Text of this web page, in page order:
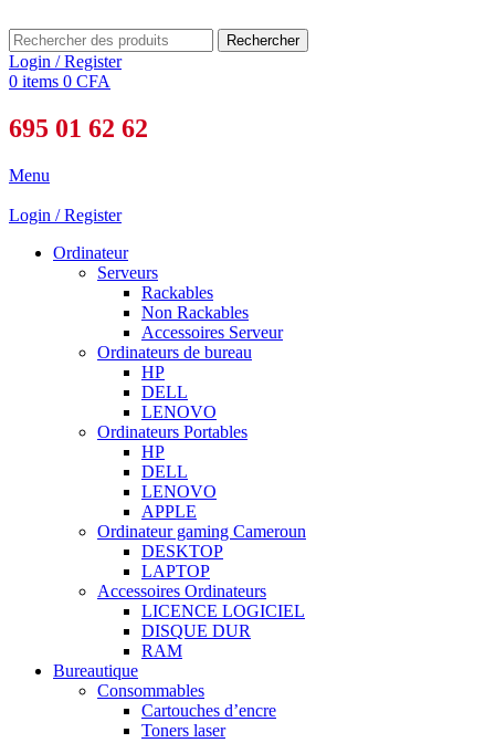
Rechercher
Login / Register
0 items 0 CFA
695 01 62 62
Menu
Login / Register
Ordinateur
Serveurs
Rackables
Non Rackables
Accessoires Serveur
Ordinateurs de bureau
HP
DELL
LENOVO
Ordinateurs Portables
HP
DELL
LENOVO
APPLE
Ordinateur gaming Cameroun
DESKTOP
LAPTOP
Accessoires Ordinateurs
LICENCE LOGICIEL
DISQUE DUR
RAM
Bureautique
Consommables
Cartouches d’encre
Toners laser